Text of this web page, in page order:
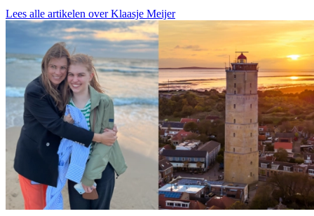
Lees alle artikelen over Klaasje Meijer